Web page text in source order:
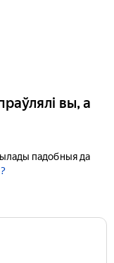
вы, а
падобныя да